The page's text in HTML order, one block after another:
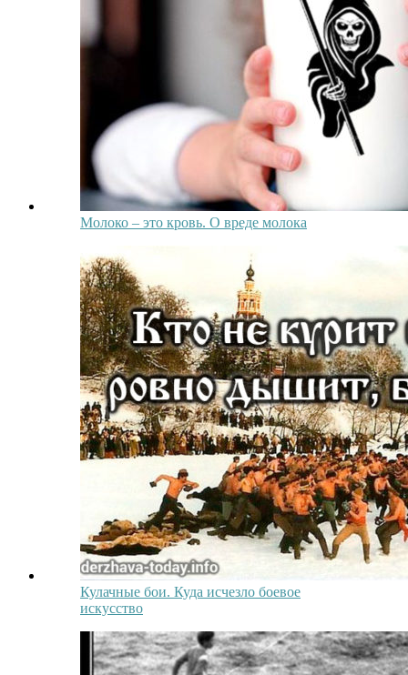
Молоко – это кровь. О вреде молока
Кулачные бои. Куда исчезло боевое
искусство